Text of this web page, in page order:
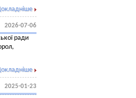
2026-07-06
ради
2025-01-23